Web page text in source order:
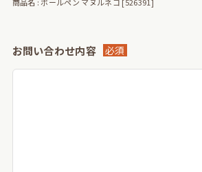
商品名 : ボールペン マヌルネコ [526391]
お問い合わせ内容 必須